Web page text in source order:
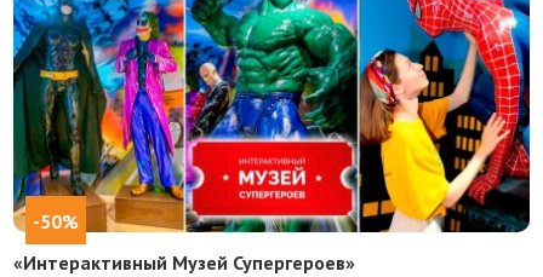
-50%
«Интерактивный Музей Супергероев»